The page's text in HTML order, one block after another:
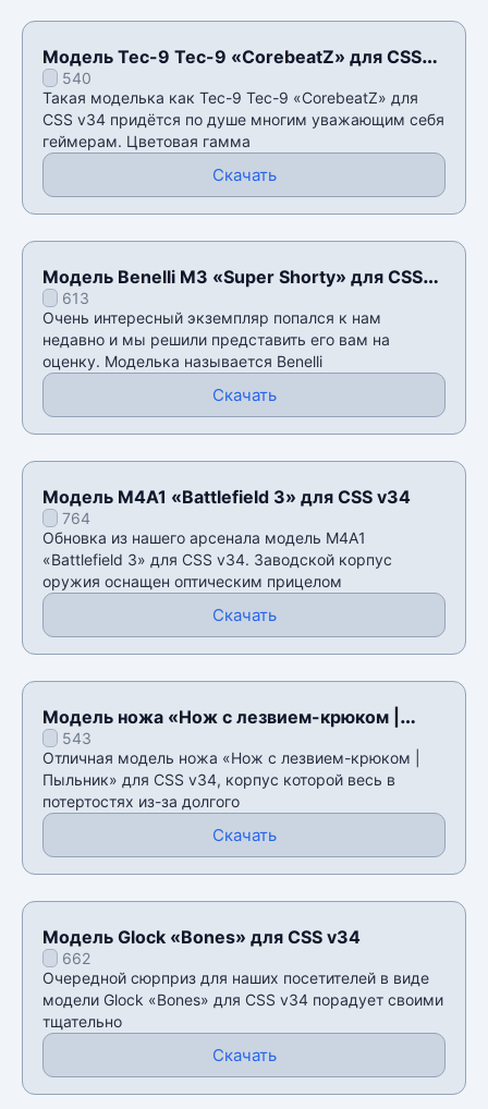
Модель Tec-9 Tec-9 «CorebeatZ» для CSS
v34540
Такая моделька как Tec-9 Tec-9 «CorebeatZ» для
CSS v34 придётся по душе многим уважающим себя
геймерам. Цветовая гамма
Скачать
Модель Benelli M3 «Super Shorty» для CSS
v34613
Очень интересный экземпляр попался к нам
недавно и мы решили представить его вам на
оценку. Моделька называется Benelli
Скачать
Модель M4A1 «Battlefield 3» для CSS v34
764
Обновка из нашего арсенала модель M4A1
«Battlefield 3» для CSS v34. Заводской корпус
оружия оснащен оптическим прицелом
Скачать
Модель ножа «Нож с лезвием-крюком |
Пыльник» для CSS v34
543
Отличная модель ножа «Нож с лезвием-крюком |
Пыльник» для CSS v34, корпус которой весь в
потертостях из-за долгого
Скачать
Модель Glock «Bones» для CSS v34
662
Очередной сюрприз для наших посетителей в виде
модели Glock «Bones» для CSS v34 порадует своими
тщательно
Скачать